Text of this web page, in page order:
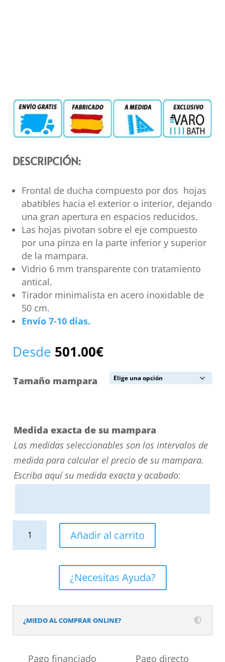
DESCRIPCIÓN:
Frontal de ducha compuesto por dos hojas
abatibles hacia el exterior o interior, dejando
una gran apertura en espacios reducidos.
Las hojas pivotan sobre el eje compuesto
por una pinza en la parte inferior y superior
de la mampara.
Vidrio 6 mm transparente con tratamiento
antical.
Tirador minimalista en acero inoxidable de
50 cm.
Envío 7-10 días.
Desde 501.00€
Tamaño mampara
Medida exacta de su mampara
Las medidas seleccionables son los intervalos de
medida para calcular el precio de su mampara.
Escriba aquí su medida exacta y acabado:
puertas
abatibles
con
Añadir al carrito
¿Necesitas Ayuda?
¿MIEDO AL COMPRAR ONLINE?
Pago financiado Pago directo